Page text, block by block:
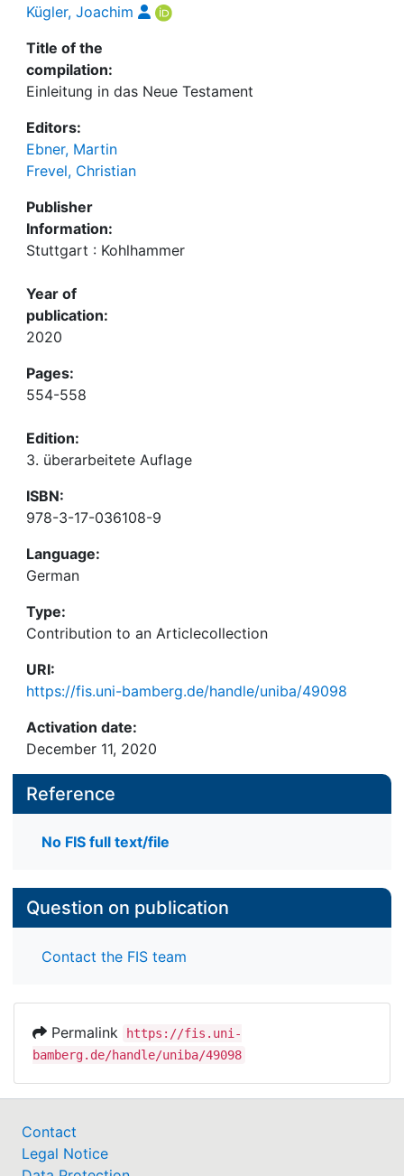
Kügler, Joachim
Title of the
compilation:
Einleitung in das Neue Testament
Editors:
Ebner, Martin
Frevel, Christian
Publisher
Information:
Stuttgart : Kohlhammer
Year of
publication:
2020
Pages:
554-558
Edition:
3. überarbeitete Auflage
ISBN:
978-3-17-036108-9
Language:
German
Type:
Contribution to an Articlecollection
URI:
https://fis.uni-bamberg.de/handle/uniba/49098
Activation date:
December 11, 2020
Reference
No FIS full text/file
Question on publication
Contact the FIS team
Permalink
https://fis.uni-
bamberg.de/handle/uniba/49098
Contact
Legal Notice